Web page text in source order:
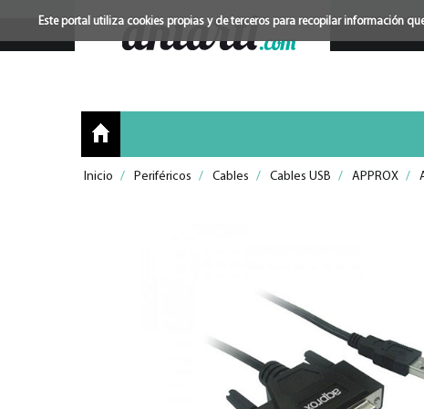
Este portal utiliza cookies propias y de terceros para recopilar información
Inicio / Periféricos / Cables / Cables USB / APPROX /